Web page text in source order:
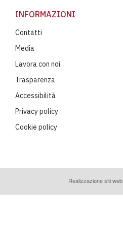
INFORMAZIONI
Contatti
Media
Lavora con noi
Trasparenza
Accessibilità
Privacy policy
Cookie policy
Realizzazione siti web